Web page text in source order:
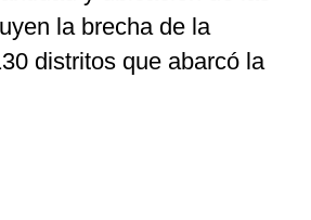
la brecha de la
distritos que abarcó la